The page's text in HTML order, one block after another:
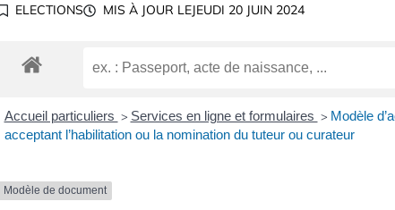
ELECTIONS MIS À JOUR LEJEUDI 20 JUIN 2024
Accueil particuliers > Services en ligne et formulaires > Modèle
acceptant l’habilitation ou la nomination du tuteur ou curateur
Modèle de document